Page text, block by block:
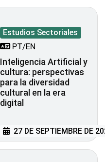
Estudios Sectoriales
PT/EN
Inteligencia Artificial y
cultura: perspectivas
para la diversidad
cultural en la era
digital
27 DE SEPTIEMBRE DE